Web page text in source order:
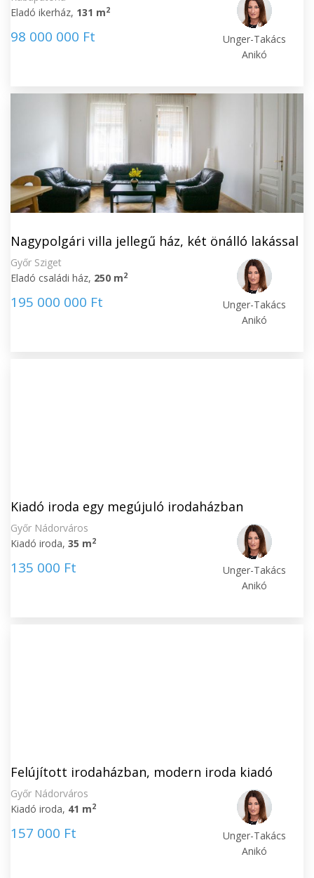
Eladó ikerház, 131 m2
98 000 000 Ft
Unger-Takács
Anikó
Nagypolgári villa jellegű ház, két önálló lakással
Győr Sziget
Eladó családi ház, 250 m2
195 000 000 Ft
Unger-Takács
Anikó
Kiadó iroda egy megújuló irodaházban
Győr Nádorváros
Kiadó iroda, 35 m2
135 000 Ft
Unger-Takács
Anikó
Felújított irodaházban, modern iroda kiadó
Győr Nádorváros
Kiadó iroda, 41 m2
157 000 Ft
Unger-Takács
Anikó